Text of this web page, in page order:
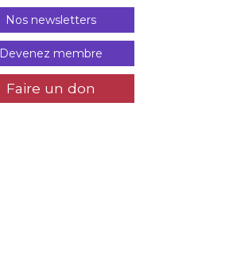
Nos newsletters
Devenez membre
Faire un don